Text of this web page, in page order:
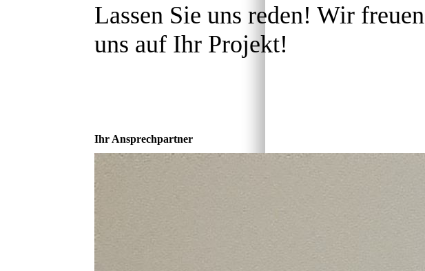
Lassen Sie uns reden! Wir freuen
uns auf Ihr Projekt!
Ihr Ansprechpartner